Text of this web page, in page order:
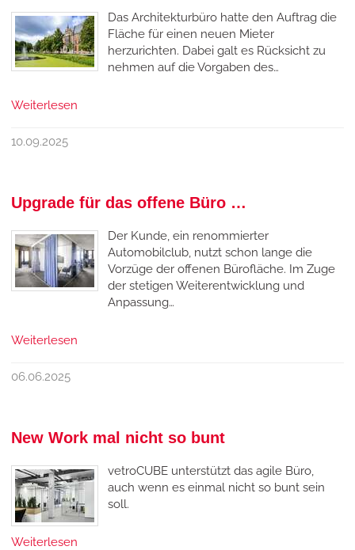
Das Architekturbüro hatte den Auftrag die
Fläche für einen neuen Mieter
herzurichten. Dabei galt es Rücksicht zu
nehmen auf die Vorgaben des…
Weiterlesen
10.09.2025
Upgrade für das offene Büro …
Der Kunde, ein renommierter
Automobilclub, nutzt schon lange die
Vorzüge der offenen Bürofläche. Im Zuge
der stetigen Weiterentwicklung und
Anpassung…
Weiterlesen
06.06.2025
New Work mal nicht so bunt
vetroCUBE unterstützt das agile Büro,
auch wenn es einmal nicht so bunt sein
soll.
Weiterlesen